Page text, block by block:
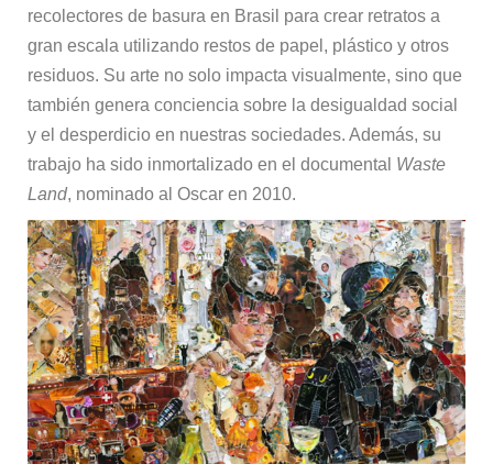
recolectores de basura en Brasil para crear retratos a
gran escala utilizando restos de papel, plástico y otros
residuos. Su arte no solo impacta visualmente, sino que
también genera conciencia sobre la desigualdad social
y el desperdicio en nuestras sociedades. Además, su
trabajo ha sido inmortalizado en el documental Waste
Land, nominado al Oscar en 2010.